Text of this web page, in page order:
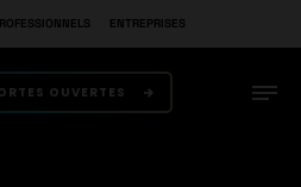
ENTREPRISES
OUVERTES